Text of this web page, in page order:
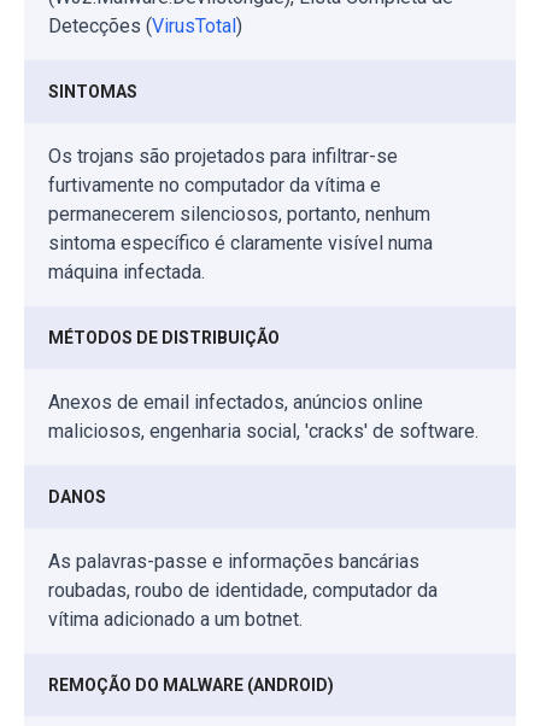
Detecções (VirusTotal )
SINTOMAS
Os trojans são projetados para infiltrar-se
furtivamente no computador da vítima e
permanecerem silenciosos, portanto, nenhum
sintoma específico é claramente visível numa
máquina infectada.
MÉTODOS DE DISTRIBUIÇÃO
Anexos de email infectados, anúncios online
maliciosos, engenharia social, 'cracks' de software.
DANOS
As palavras-passe e informações bancárias
roubadas, roubo de identidade, computador da
vítima adicionado a um botnet.
REMOÇÃO DO MALWARE (ANDROID)